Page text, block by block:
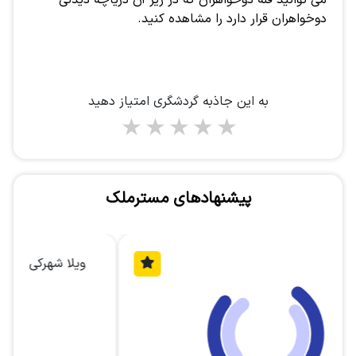
دوخواهران قرار دارد را مشاهده کنید.
به این جاذبه گردشگری امتیاز دهید
5 stars
4 stars
3 stars
2 stars
پیشنهادهای مسترملک